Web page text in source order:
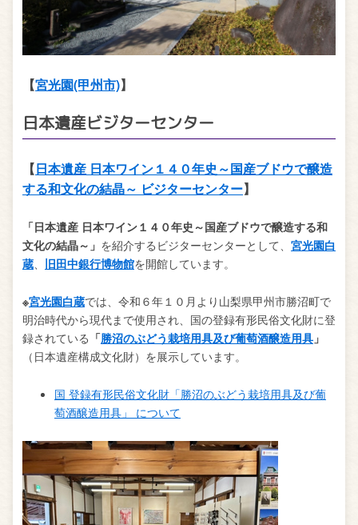
【宮光園(甲州市)】
日本遺産ビジターセンター
【日本遺産 日本ワイン１４０年史～国産ブドウで醸造
する和文化の結晶～ ビジターセンター】
「日本遺産 日本ワイン１４０年史～国産ブドウで醸造する和
文化の結晶～」 を紹介するビジターセンターとして、 宮光園白
蔵
旧田中銀行博物館を開館しています。
※宮光園白蔵では、令和６年１０月より山梨県甲州市勝沼町で
明治時代から現代まで使用され、国の登録有形民俗文化財に登
録されている 「勝沼のぶどう栽培用具及び葡萄酒醸造用具 」
（日本遺産構成文化財）を展示しています。
国 登録有形民俗文化財「勝沼のぶどう栽培用具及び葡
萄酒醸造用具」 について